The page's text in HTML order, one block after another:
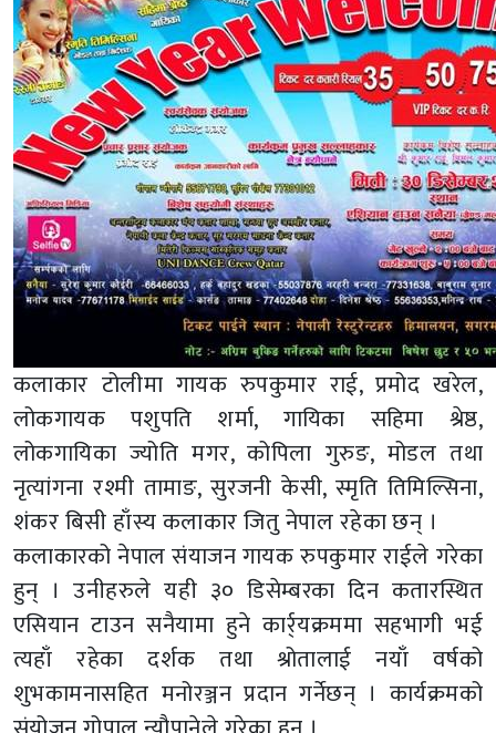
कलाकार टोलीमा गायक रुपकुमार राई, प्रमोद खरेल,
लोकगायक पशुपति शर्मा, गायिका सहिमा श्रेष्ठ,
लोकगायिका ज्योति मगर, कोपिला गुरुङ, मोडल तथा
नृत्यांगना रश्मी तामाङ, सुरजनी केसी, स्मृति तिमिल्सिना,
शंकर बिसी हाँस्य कलाकार जितु नेपाल रहेका छन् ।
कलाकारको नेपाल संयाजन गायक रुपकुमार राईले गरेका
हुन् । उनीहरुले यही ३० डिसेम्बरका दिन कतारस्थित
एसियान टाउन सनैयामा हुने कार्र्यक्रममा सहभागी भई
त्यहाँ रहेका दर्शक तथा श्रोतालाई नयाँ वर्षको
शुभकामनासहित मनोरञ्जन प्रदान गर्नेछन् । कार्यक्रमको